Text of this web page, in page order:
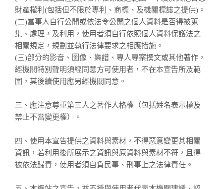
財產權利(包括但不限於專利、商標、及機關標誌之提供)。
(二)當事人自行公開或依法令公開之個人資料是否得被蒐
集、處理，及利用，使用者須自行依照個人資料保護法之
相關規定，規劃並執行法律要求之相應措施。
(三)部分的影音、圖像、樂譜、專人專案撰文或其他著作，
經機關特別聲明須經同意方可使用者，不在本宣告所及範
圍，其後續使用應另經機關同意。
三、應注意尊重第三人之著作人格權（包括姓名表示權及
禁止不當變更權）。
四、使用本宣告提供之資料與素材，不得惡意變更其相關
資訊，若利用後所展示之資訊與原資料與素材不符，且得
被依法歸責，使用者須自負民事、刑事上之法律責任。